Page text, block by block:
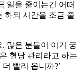
일을 줄이는건 어떠
하되 시간을 조금 줄
많은 분들이 이거 궁
혈당 관리라고 하는
빨리 옵니까?’